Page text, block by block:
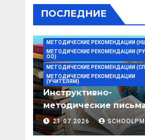
ПОСЛЕДНИЕ
МЕТОДИЧЕСКИЕ РЕКОМЕНДАЦИИ
МЕТОДИЧЕСКИЕ РЕКОМЕНДАЦИИ
ОО)
МЕТОДИЧЕСКИЕ РЕКОМЕНДАЦИИ
МЕТОДИЧЕСКИЕ РЕКОМЕНДАЦИИ
(УЧИТЕЛЯМ)
Инструктивно-
методические
преподавании
предметов/
21.07.2026